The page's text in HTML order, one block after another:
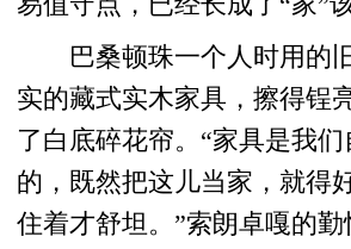
巴桑顿珠一个人时用的
实的藏式实木家具，擦得锃
了白底碎花帘。“家具是我
的，既然把这儿当家，就得
住着才舒坦。”索朗卓嘎的